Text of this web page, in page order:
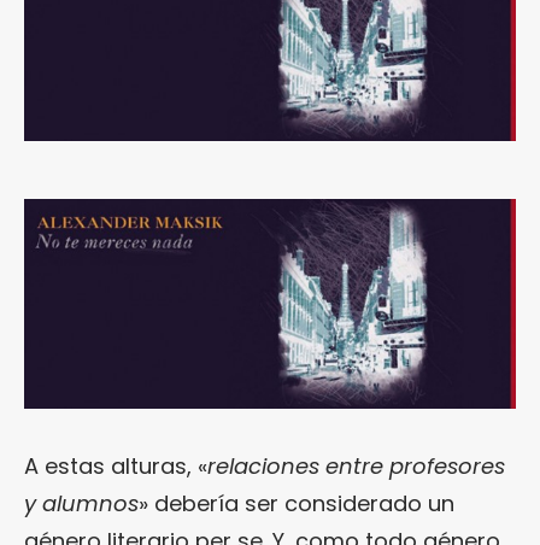
A estas alturas, «relaciones entre profesores
y alumnos» debería ser considerado un